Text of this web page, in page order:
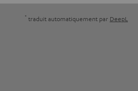
* traduit automatiquement par DeepL